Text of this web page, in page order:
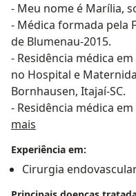
- Meu nome é Marília,
- Médica formada pela
de Blumenau-2015.
- Residência médica
no Hospital e
Bornhausen, Itajaí-SC.
- Residência médica
2019 no Hospital Nossa
Curitiba-PR.
- Fellowship de
Endovascular pelo
Aperfeiçoamento -
mais
Experiência em:
Cirurgia